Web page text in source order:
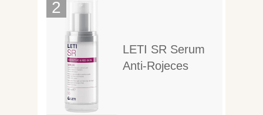
LETI SR Serum
Anti-Rojeces